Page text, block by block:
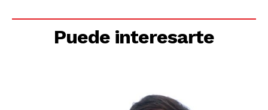
Puede interesarte